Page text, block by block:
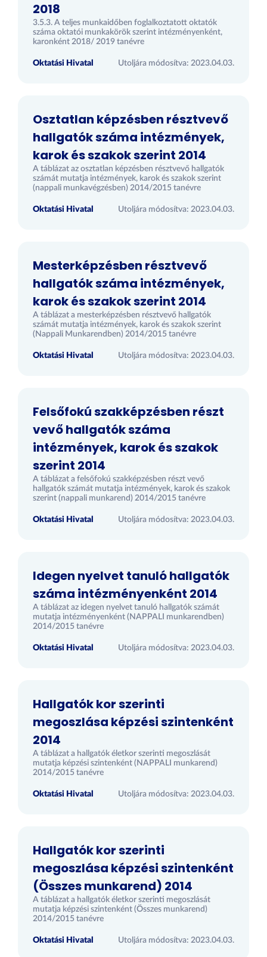
2018
3.5.3. A teljes munkaidőben foglalkoztatott oktatók
száma oktatói munkakörök szerint intézményenként,
karonként 2018/ 2019 tanévre
Oktatási Hivatal Utoljára módosítva: 2023.04.03.
Osztatlan képzésben résztvevő
hallgatók száma intézmények,
karok és szakok szerint 2014
A táblázat az osztatlan képzésben résztvevő hallgatók
számát mutatja intézmények, karok és szakok szerint
(nappali munkavégzésben) 2014/2015 tanévre
Oktatási Hivatal Utoljára módosítva: 2023.04.03.
Mesterképzésben résztvevő
hallgatók száma intézmények,
karok és szakok szerint 2014
A táblázat a mesterképzésben résztvevő hallgatók
számát mutatja intézmények, karok és szakok szerint
(Nappali Munkarendben) 2014/2015 tanévre
Oktatási Hivatal Utoljára módosítva: 2023.04.03.
Felsőfokú szakképzésben részt
vevő hallgatók száma
intézmények, karok és szakok
szerint 2014
A táblázat a felsőfokú szakképzésben részt vevő
hallgatók számát mutatja intézmények, karok és szakok
szerint (nappali munkarend) 2014/2015 tanévre
Oktatási Hivatal Utoljára módosítva: 2023.04.03.
Idegen nyelvet tanuló hallgatók
száma intézményenként 2014
A táblázat az idegen nyelvet tanuló hallgatók számát
mutatja intézményenként (NAPPALI munkarendben)
2014/2015 tanévre
Oktatási Hivatal Utoljára módosítva: 2023.04.03.
Hallgatók kor szerinti
megoszlása képzési szintenként
2014
A táblázat a hallgatók életkor szerinti megoszlását
mutatja képzési szintenként (NAPPALI munkarend)
2014/2015 tanévre
Oktatási Hivatal Utoljára módosítva: 2023.04.03.
Hallgatók kor szerinti
megoszlása képzési szintenként
(Összes munkarend) 2014
A táblázat a hallgatók életkor szerinti megoszlását
mutatja képzési szintenként (Összes munkarend)
2014/2015 tanévre
Oktatási Hivatal Utoljára módosítva: 2023.04.03.